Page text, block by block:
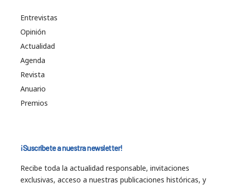
Entrevistas
Opinión
Actualidad
Agenda
Revista
Anuario
Premios
¡Suscríbete a nuestra newsletter!
Recibe toda la actualidad responsable, invitaciones
exclusivas, acceso a nuestras publicaciones históricas, y